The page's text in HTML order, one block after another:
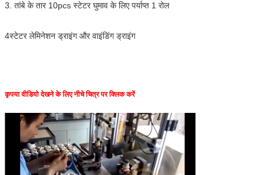
3. तांबे के तार 10pcs स्टेटर घुमाव के लिए पर्याप्त 1 रोल
4स्टेटर लेमिनेशन ड्राइंग और वाइंडिंग ड्राइंग
कृपया वीडियो देखने के लिए नीचे चित्र पर क्लिक करें